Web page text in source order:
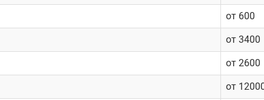
от 600
от 3400
от 2600
от